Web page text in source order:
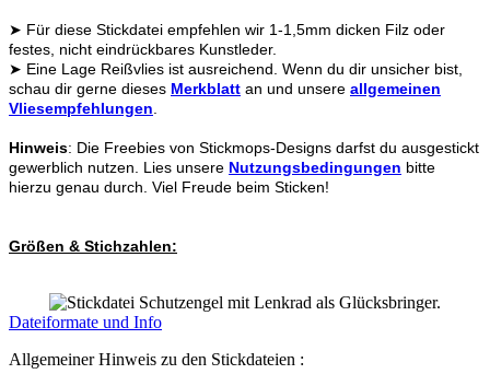
➤ Für diese Stickdatei empfehlen wir 1-1,5mm dicken Filz oder
festes, nicht eindrückbares Kunstleder.
➤ Eine Lage Reißvlies ist ausreichend. Wenn du dir unsicher bist,
schau dir gerne dieses Merkblatt an und unsere allgemeinen
Vliesempfehlungen
Hinweis: Die Freebies von Stickmops-Designs darfst du ausgestickt
gewerblich nutzen. Lies unsere Nutzungsbedingungen bitte
hierzu genau durch. Viel Freude beim Sticken!
Größen & Stichzahlen:
Dateiformate und Info
Allgemeiner Hinweis zu den Stickdateien :